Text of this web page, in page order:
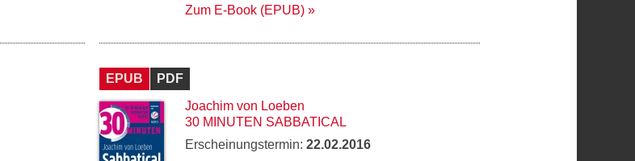
Zum E-Book (EPUB)
EPUB
PDF
Joachim von Loeben
30 MINUTEN SABBATICAL
Erscheinungstermin: 22.02.2016